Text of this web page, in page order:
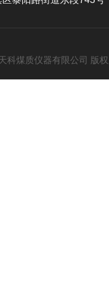
科煤质仪器有限公司 版